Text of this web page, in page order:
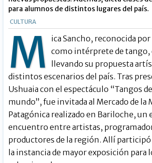
para alumnos de distintos lugares del país.
CULTURA
M ica Sancho, reconocida
como intérprete de
llevando su propuesta
distintos escenarios del país. Tras
Ushuaia con el espectáculo “Tangos
mundo”, fue invitada al Mercado de la
Patagónica realizado en Bariloche, un
encuentro entre artistas,
productores de la región. Allí participó
la instancia de mayor exposición para